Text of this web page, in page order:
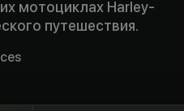
мотоциклах Harley-
путешествия.